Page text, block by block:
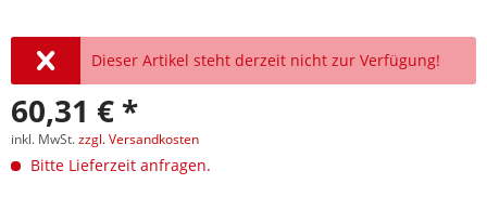
Dieser Artikel steht derzeit nicht zur Verfügung!
60,31 € *
inkl. MwSt.zzgl. Versandkosten
Bitte Lieferzeit anfragen.